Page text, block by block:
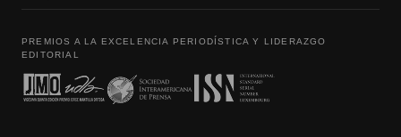
PREMIOS A LA EXCELENCIA PERIODÍSTICA Y LIDERAZGO
EDITORIAL